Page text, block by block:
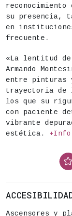
su presencia,
en
frecuente.
«La lentitud
Armando
entre pinturas
trayectoria de
los que su
con paciente
vibrante
estética. +Info
Ascensores y